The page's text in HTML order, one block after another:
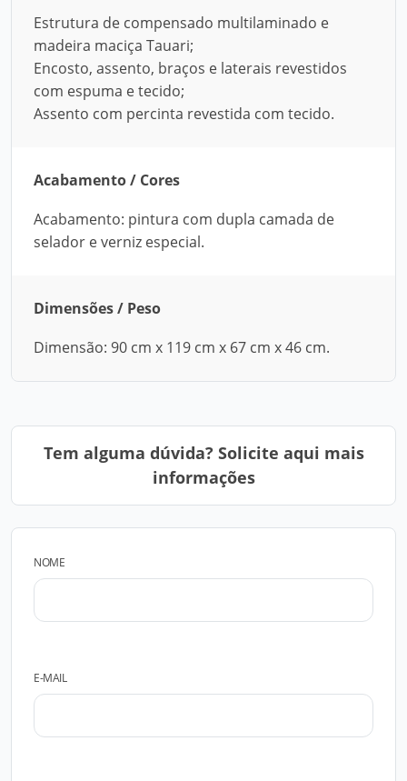
Estrutura de compensado multilaminado e
madeira maciça Tauari;
Encosto, assento, braços e laterais revestidos
com espuma e tecido;
Assento com percinta revestida com tecido.
Acabamento / Cores
Acabamento: pintura com dupla camada de
selador e verniz especial.
Dimensões / Peso
Dimensão: 90 cm x 119 cm x 67 cm x 46 cm.
Tem alguma dúvida? Solicite aqui mais
informações
NOME
E-MAIL